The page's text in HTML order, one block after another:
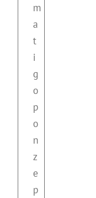
m
a
t
i
g
o
p
o
n
z
e
p